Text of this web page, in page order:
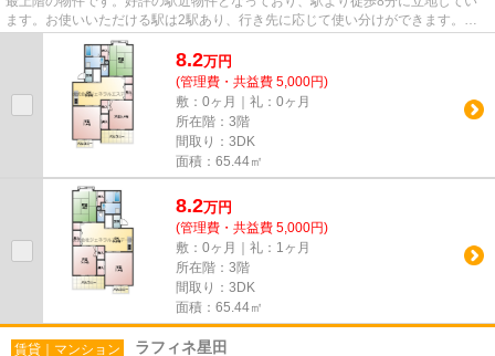
ます。お使いいただける駅は2駅あり、行き先に応じて使い分けができます。当
社スタッフが地域の賃貸情報を...
8.2万円
(管理費・共益費 5,000円)
敷：0ヶ月｜礼：0ヶ月
所在階：3階
間取り：3DK
面積：65.44㎡
8.2万円
(管理費・共益費 5,000円)
敷：0ヶ月｜礼：1ヶ月
所在階：3階
間取り：3DK
面積：65.44㎡
賃貸｜マンション ラフィネ星田